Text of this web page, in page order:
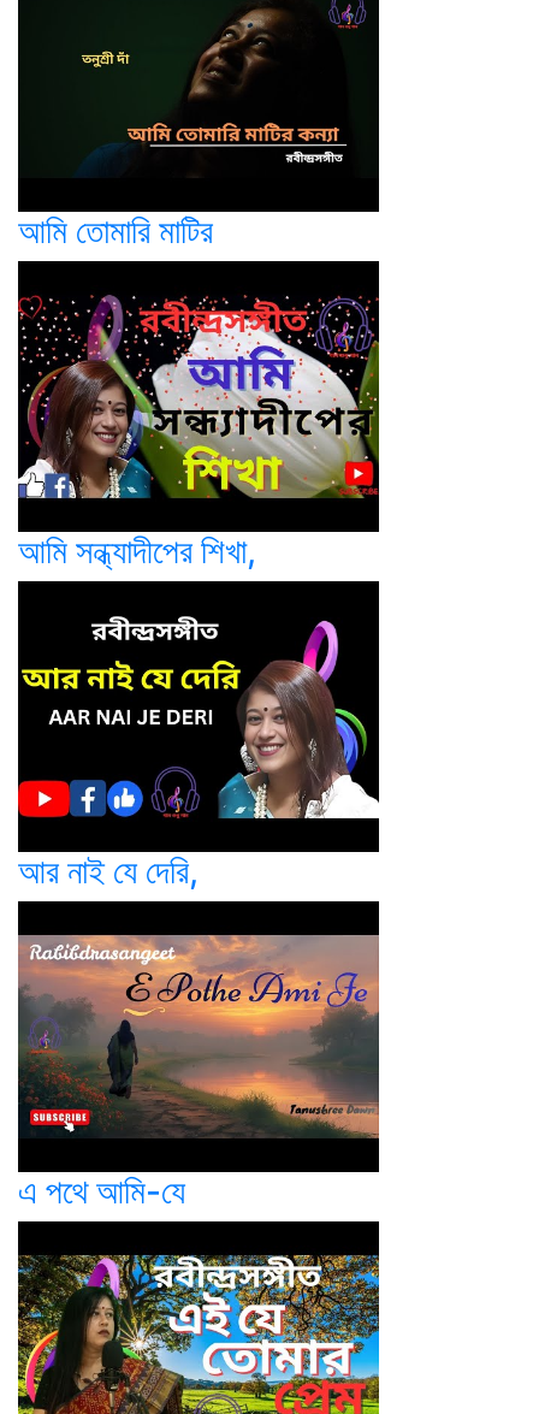
আমি তোমারি মাটির
আমি সন্ধ্যাদীপের শিখা,
আর নাই যে দেরি,
এ পথে আমি-যে